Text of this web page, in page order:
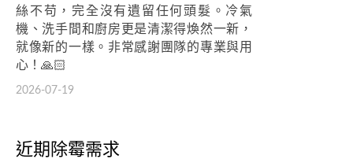
絲不苟，完全沒有遺留任何頭髮。冷氣
機、洗手間和廚房更是清潔得煥然一新，
就像新的一樣。非常感謝團隊的專業與用
心！🙏🏻
2026-07-19
近期除霉需求